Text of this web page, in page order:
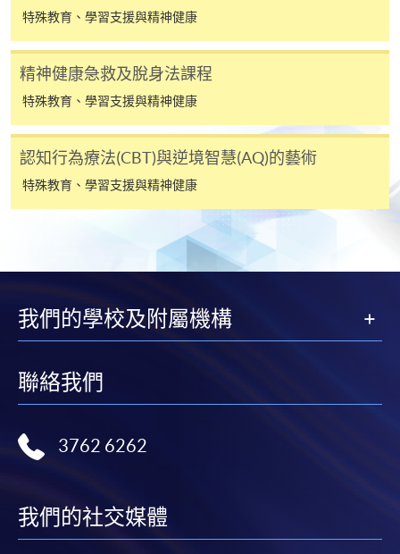
*香港大學專業進修學院Mastercard卡持有人如欲享用十個
月免息分期付款優惠，必須親臨本學院設有報名服務的教
學中心作付款安排。
如欲了解如何於網上報讀新課程及繳費，請瀏覽網上
申請/報讀指南 :
報讀同一學歷頒授課程內其他單元
個別課程為須報讀同一學歷頒授課程及其他單元或繳
交下期學費的學員，提供網上服務，如學員就讀的課
程設有此服務，課程負責人會通知學員有關程序。
網上支付可通過「繳費靈」(PPS) (不適用於手機)、
VISA 或 Mastercard、「微信支付」(Online WeChat
繳付學費。
特殊教育、學習支援與精神健康
精神健康急救及脫身法課程
特殊教育、學習支援與精神健康
認知行為療法(CBT)與逆境智慧(AQ)的藝術
特殊教育、學習支援與精神健康
我們的學校及附屬機構
聯絡我們
3762 6262
我們的社交媒體